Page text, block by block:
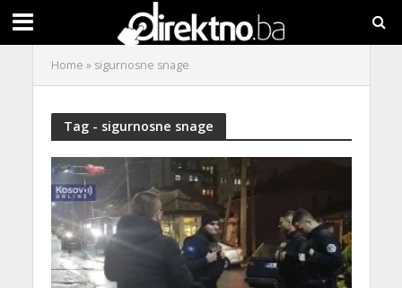
Home » sigurnosne snage
Tag - sigurnosne snage